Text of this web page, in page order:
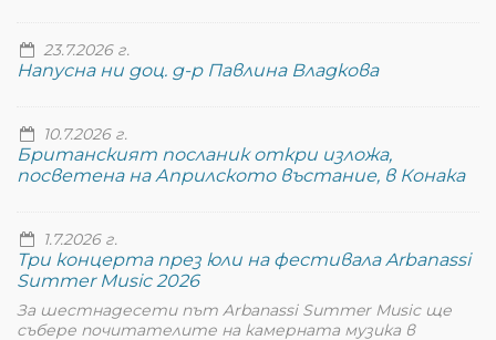
23.7.2026 г.
Напусна ни доц. д-р Павлина Владкова
10.7.2026 г.
Британският посланик откри изложа,
посветена на Априлското въстание, в Конака
1.7.2026 г.
Три концерта през юли на фестивала Arbanassi
Summer Music 2026
За шестнадесети път Arbanassi Summer Music ще
събере почитателите на камерната музика в